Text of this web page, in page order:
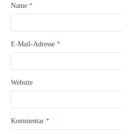
Name*
E-Mail-Adresse*
Website
Kommentar*